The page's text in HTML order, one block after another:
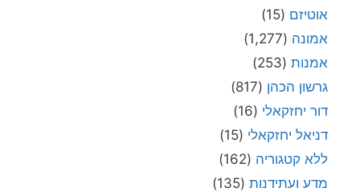
אוטיזם (15)
אמונה (1,277)
אמנות (253)
גרשון הכהן (817)
דור יחזקאלי (16)
דניאל יחזקאלי (15)
ללא קטגוריה (162)
מדע ועתידנות (135)